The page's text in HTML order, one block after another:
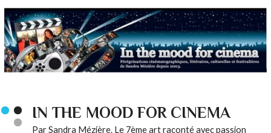
IN THE MOOD FOR CINEMA
Par Sandra Mézière. Le 7ème art raconté avec passion